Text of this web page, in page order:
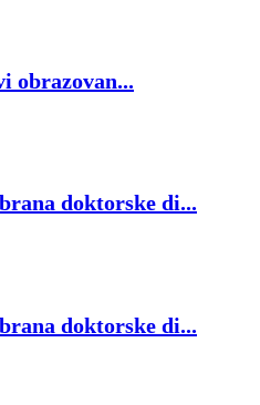
obrazovan...
doktorske di...
doktorske di...